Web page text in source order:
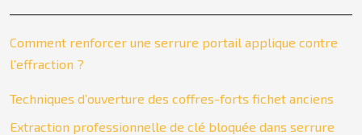
Comment renforcer une serrure portail applique contre
l’effraction ?
Techniques d’ouverture des coffres-forts fichet anciens
Extraction professionnelle de clé bloquée dans serrure